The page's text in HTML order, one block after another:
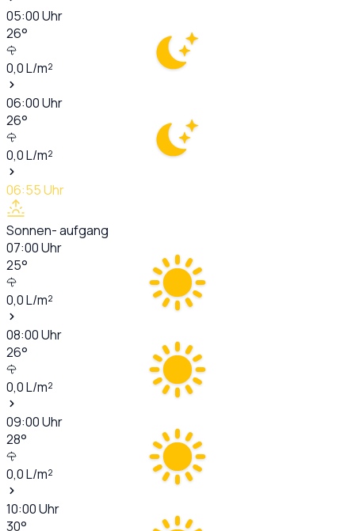
05:00Uhr
26°
0,0L/m²
06:00Uhr
26°
0,0L/m²
06:55Uhr
Sonnen- aufgang
07:00Uhr
25°
0,0L/m²
08:00Uhr
26°
0,0L/m²
09:00Uhr
28°
0,0L/m²
10:00Uhr
30°